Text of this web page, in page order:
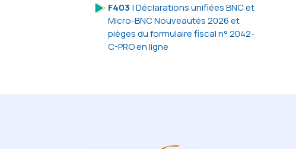
F403 | Déclarations unifiées BNC et
Micro-BNC Nouveautés 2026 et
pièges du formulaire fiscal n° 2042-
C-PRO en ligne